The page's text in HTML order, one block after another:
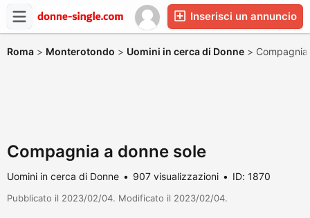
Inserisci un annuncio
Roma > Monterotondo > Uomini in cerca di Donne >
Compagnia a donne sole
Uomini in cerca di Donne 907 visualizzazioni ID: 1870
Pubblicato il 2023/02/04. Modificato il 2023/02/04.